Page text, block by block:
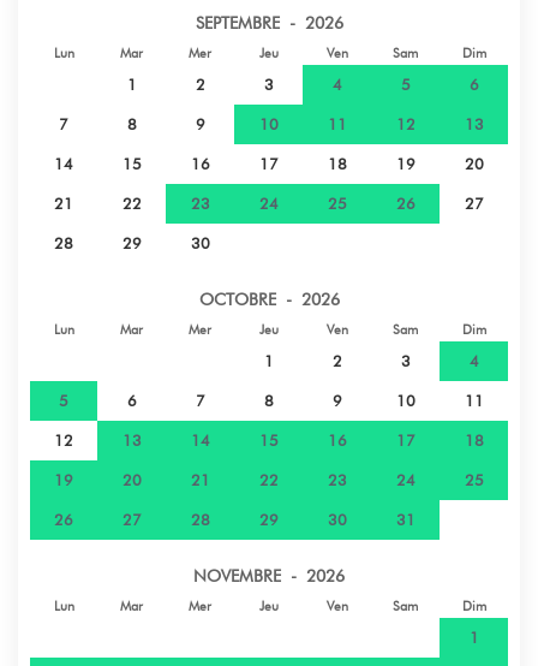
Ville - Maharepa 20,4 km
Hôpital - Laboratoire de Moorea, (PK 3.8,
20,7 km
Plage de sable - Plage publique de Temae 25,5 km
Gare - Gare maritime de Moorea 28,5 km
Supermarché - Champion Moorea -
Vaiare
30 km
900 km
SEPTEMBRE - 2026
Lun Mar Mer Jeu Ven Sam Dim
1 2 3 4 5 6
7 8 9 10 11 12 13
14 15 16 17 18 19 20
21 22 23 24 25 26 27
28 29 30
OCTOBRE - 2026
Lun Mar Mer Jeu Ven Sam Dim
1 2 3 4
5 6 7 8 9 10 11
12 13 14 15 16 17 18
19 20 21 22 23 24 25
26 27 28 29 30 31
NOVEMBRE - 2026
Lun Mar Mer Jeu Ven Sam Dim
1